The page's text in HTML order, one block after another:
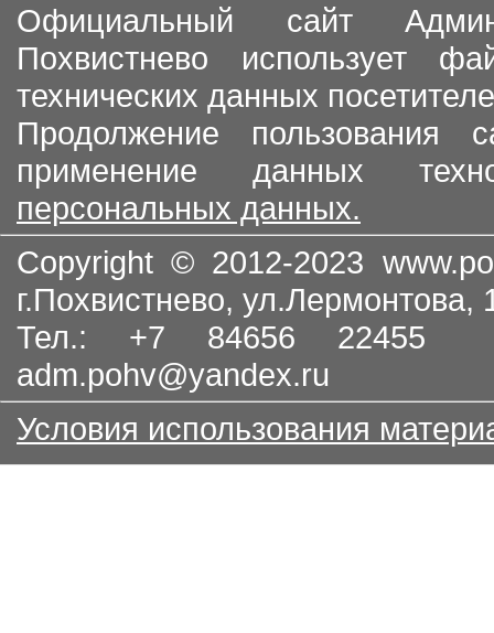
Официальный сайт
Похвистнево использует
технических данных
Продолжение пользования
применение данных
персональных данных.
Copyright © 2012-2023
г.Похвистнево, ул.Лермонтова,
Тел.: +7 84656
adm.pohv@yandex.ru
Условия использования